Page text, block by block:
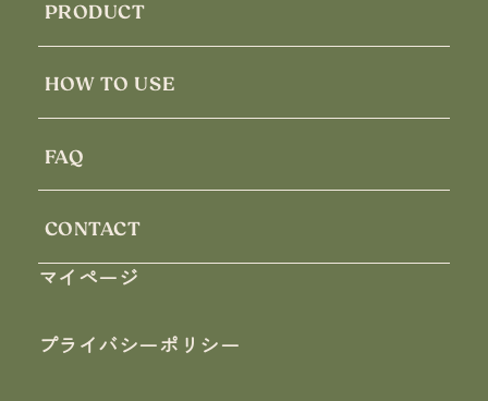
PRODUCT
HOW TO USE
FAQ
CONTACT
マイページ
プライバシーポリシー